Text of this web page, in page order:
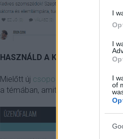
I
I
I
of
HASZNÁLD A KERESŐT!
Mielőtt új csoportot
hoznál létre,
a témában, amit épp indítani